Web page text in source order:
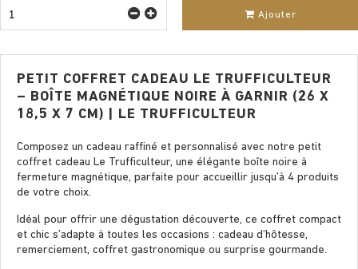
Ajouter
PETIT COFFRET CADEAU LE TRUFFICULTEUR
– BOÎTE MAGNÉTIQUE NOIRE À GARNIR (26 X
18,5 X 7 CM) | LE TRUFFICULTEUR
Composez un cadeau raffiné et personnalisé avec notre petit
coffret cadeau Le Trufficulteur, une élégante boîte noire à
fermeture magnétique, parfaite pour accueillir jusqu’à 4 produits
de votre choix.
Idéal pour offrir une dégustation découverte, ce coffret compact
et chic s’adapte à toutes les occasions : cadeau d’hôtesse,
remerciement, coffret gastronomique ou surprise gourmande.